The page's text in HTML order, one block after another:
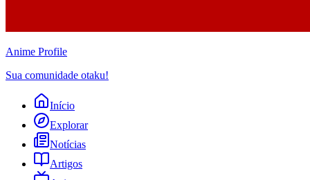
Anime Profile
Sua comunidade otaku!
Início
Explorar
Notícias
Artigos